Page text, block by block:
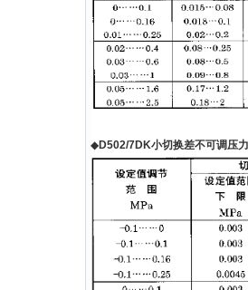
◆D502/7DK小切换差不可调压